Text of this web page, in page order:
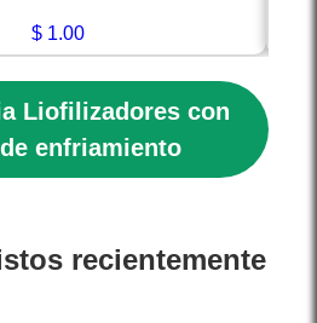
$ 1.00
Liofilizadores con
enfriamiento
recientemente